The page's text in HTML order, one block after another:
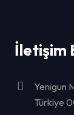
İletişim
Yenigun
Türkiye